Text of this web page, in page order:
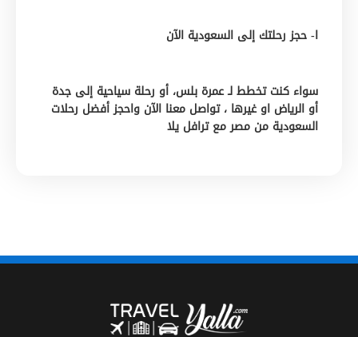
ا- حجز رحلتك إلى السعودية الآن
سواء كنت تخطط لـ عمرة بلس، أو رحلة سياحية إلى جدة
أو الرياض او غيرها ، تواصل معنا الآن واحجز أفضل رحلات
السعودية من مصر مع ترافل يلا